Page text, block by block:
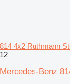
814 4x2 Ruthmann
12
Mercedes-Benz